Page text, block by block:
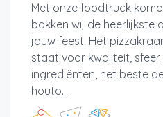
Met onze foodtruck
bakken wij de heerlijkste
jouw feest. Het
staat voor kwaliteit, sfeer
ingrediënten, het beste
houto...